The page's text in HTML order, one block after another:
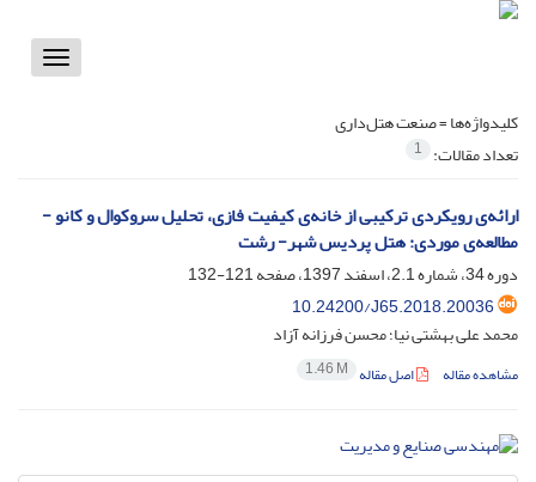
Toggle
کلیدواژه‌ها =صنعت هتل‌داری
تعداد مقالات: 1
ارائه‌ی رویکردی ترکیبی از خانه‌ی کیفیت فازی، تحلیل سروکوال و کانو -
مطالعه‌ی موردی: هتل پردیس شهر- رشت
دوره 34، شماره 2.1، اسفند 1397، صفحه
121-132
10.24200/J65.2018.20036
محمد علی بهشتی نیا؛ محسن فرزانه آزاد
مشاهده مقاله اصل مقاله 1.46 M